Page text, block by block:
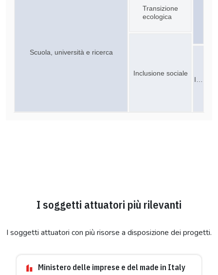
Scuola, università e ricerca
I…
Inclusione sociale
Transizione
ecologica
I soggetti attuatori più rilevanti
I soggetti attuatori con più risorse a disposizione dei progetti.
Ministero delle imprese e del made in Italy